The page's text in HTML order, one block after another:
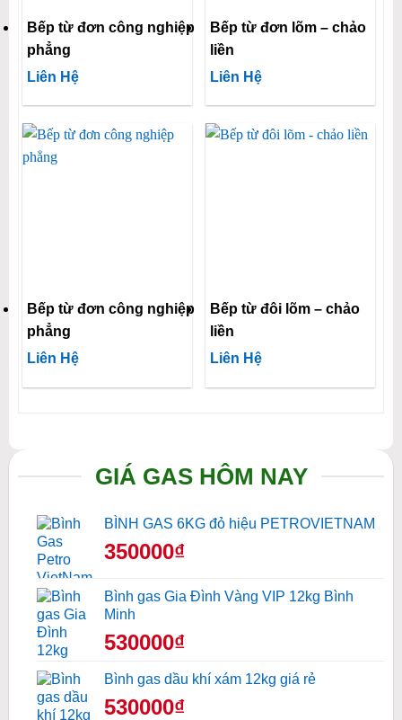
Bếp từ đơn công nghiệp
phẳng
Liên Hệ
Bếp từ đơn lõm – chảo
liền
Liên Hệ
Bếp từ đơn công nghiệp
phẳng
Liên Hệ
Bếp từ đôi lõm – chảo
liền
Liên Hệ
GIÁ GAS HÔM NAY
BÌNH GAS 6KG đỏ hiệu PETROVIETNAM
350000₫
Bình gas Gia Đình Vàng VIP 12kg Bình
Minh
530000₫
Bình gas dầu khí xám 12kg giá rẻ
530000₫